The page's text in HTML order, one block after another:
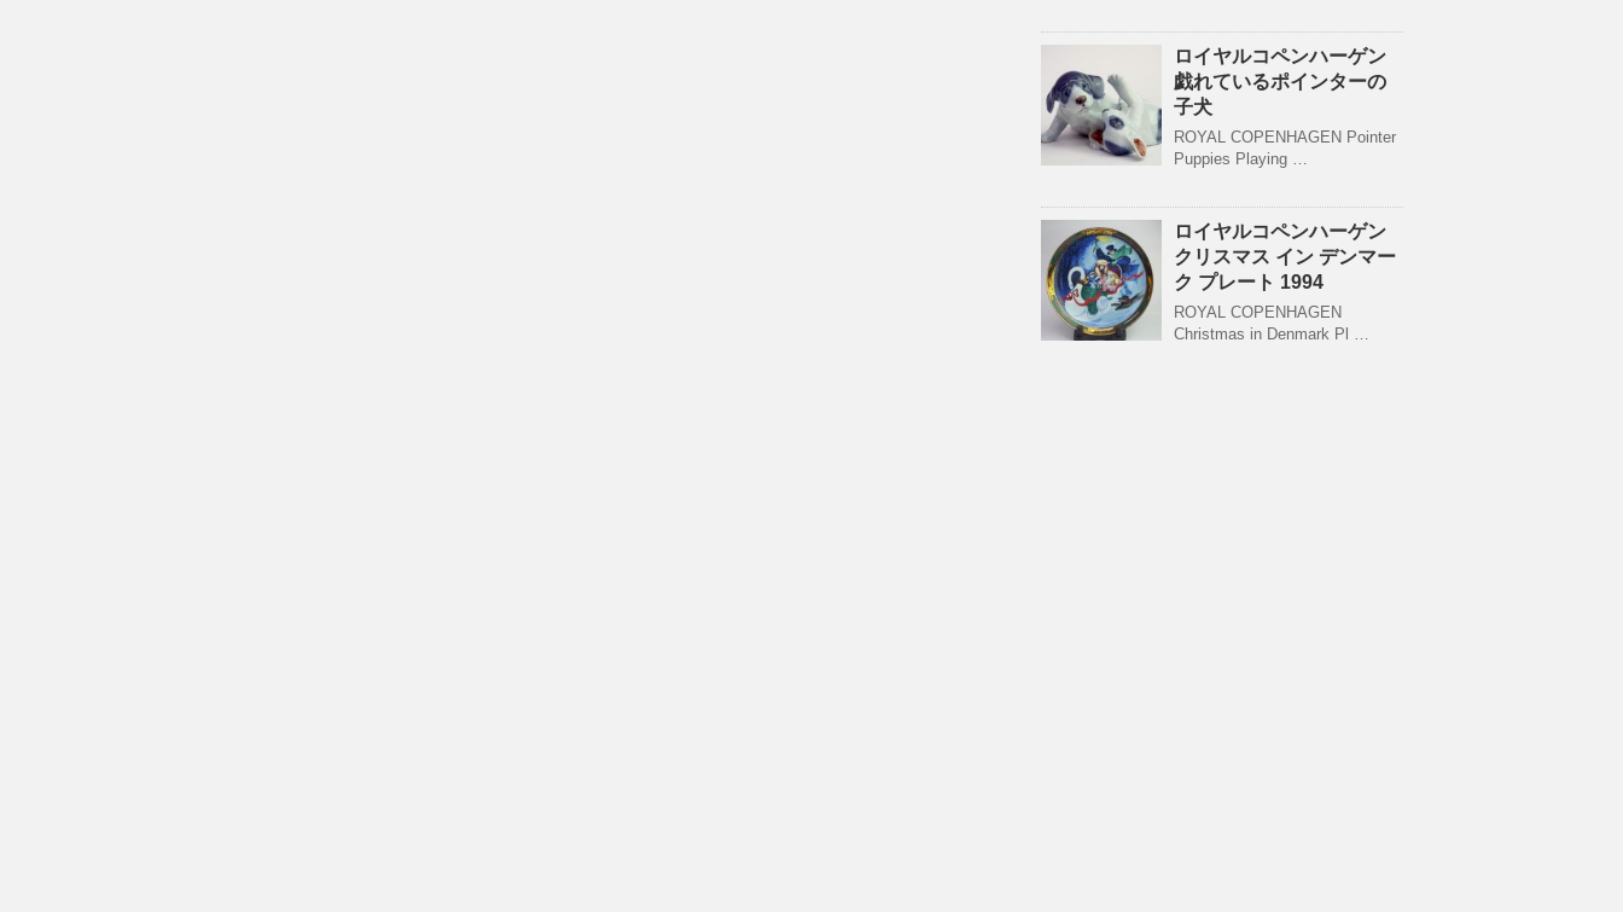
ロイヤルコペンハーゲン
戯れているポインターの
子犬
ROYAL COPENHAGEN Pointer
Puppies Playing …
ロイヤルコペンハーゲン
クリスマス イン デンマー
ク プレート 1994
ROYAL COPENHAGEN
Christmas in Denmark Pl …